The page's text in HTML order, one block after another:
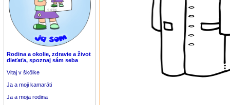
Rodina a okolie, zdravie a život
dieťaťa, spoznaj sám seba
Vitaj v škôlke
Ja a moji kamaráti
Ja a moja rodina